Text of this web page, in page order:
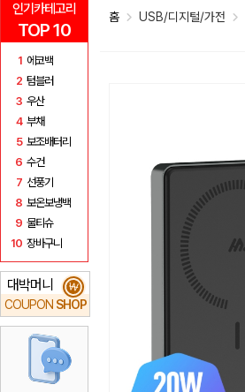
인기카테고리
TOP 10
1 에코백
2 텀블러
3 우산
4 부채
5 보조배터리
6 수건
7 선풍기
8 보온보냉백
9 물티슈
10 장바구니
대박머니
COUPON SHOP
₩
홈 USB/디지털/가전